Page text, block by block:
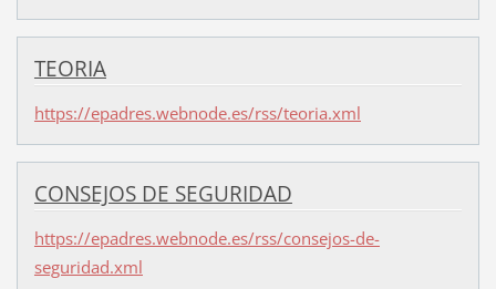
TEORIA
https://epadres.webnode.es/rss/teoria.xml
CONSEJOS DE SEGURIDAD
https://epadres.webnode.es/rss/consejos-de-
seguridad.xml